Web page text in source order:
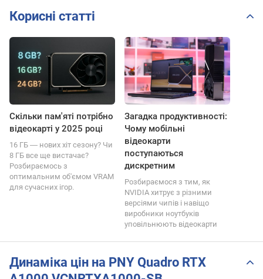
Корисні статті
Скільки пам'яті потрібно
відеокарті у 2025 році
16 ГБ ― нових хіт сезону? Чи
8 ГБ все ще вистачає?
Розбираємось з
оптимальним об'ємом VRAM
для сучасних ігор.
Загадка продуктивності:
Чому мобільні
відеокарти
поступаються
дискретним
Розбираємося з тим, як
NVIDIA хитрує з різними
версіями чипів і навіщо
виробники ноутбуків
уповільнюють відеокарти
Динаміка цін на PNY Quadro RTX